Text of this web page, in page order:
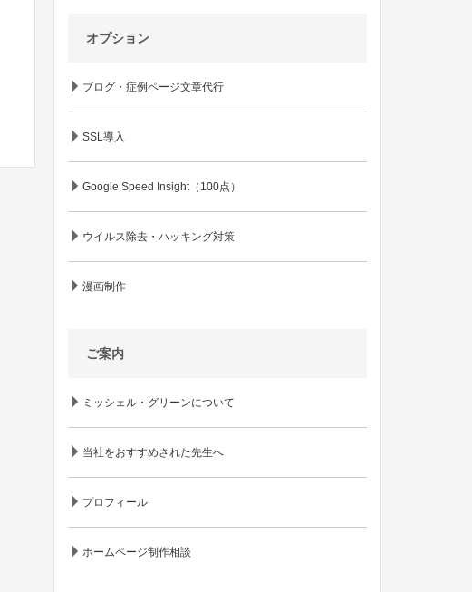
オプション
ブログ・症例ページ文章代行
SSL導入
Google Speed Insight（100点）
ウイルス除去・ハッキング対策
漫画制作
ご案内
ミッシェル・グリーンについて
当社をおすすめされた先生へ
プロフィール
ホームページ制作相談